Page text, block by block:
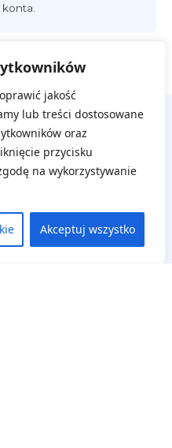
jakość
lub treści dostosowane
oraz
przycisku
na wykorzystywanie
Akceptuj wszystko